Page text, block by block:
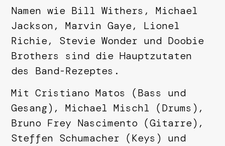
Namen wie Bill Withers, Michael
Jackson, Marvin Gaye, Lionel
Richie, Stevie Wonder und Doobie
Brothers sind die Hauptzutaten
des Band-Rezeptes.
Mit Cristiano Matos (Bass und
Gesang), Michael Mischl (Drums),
Bruno Frey Nascimento (Gitarre),
Steffen Schumacher (Keys) und